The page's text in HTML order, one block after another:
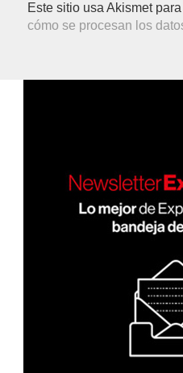
Este sitio usa Akismet
cómo se procesan los